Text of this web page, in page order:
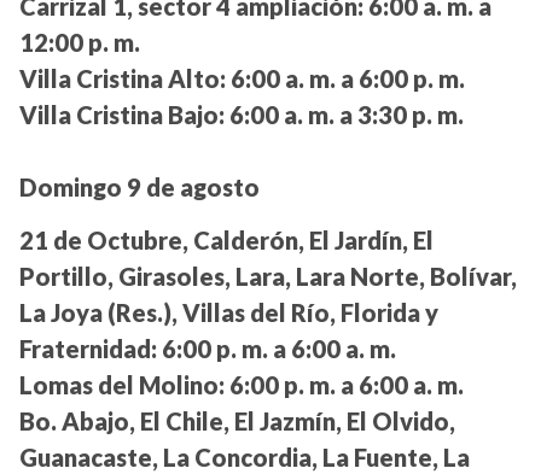
Carrizal 1, sector 4 ampliación: 6:00 a. m. a
12:00 p. m.
Villa Cristina Alto: 6:00 a. m. a 6:00 p. m.
Villa Cristina Bajo: 6:00 a. m. a 3:30 p. m.
Domingo 9 de agosto
21 de Octubre, Calderón, El Jardín, El
Portillo, Girasoles, Lara, Lara Norte, Bolívar,
La Joya (Res.), Villas del Río, Florida y
Fraternidad: 6:00 p. m. a 6:00 a. m.
Lomas del Molino: 6:00 p. m. a 6:00 a. m.
Bo. Abajo, El Chile, El Jazmín, El Olvido,
Guanacaste, La Concordia, La Fuente, La